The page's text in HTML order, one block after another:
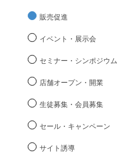
販売促進
イベント・展示会
セミナー・シンポジウム
店舗オープン・開業
生徒募集・会員募集
セール・キャンペーン
サイト誘導